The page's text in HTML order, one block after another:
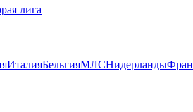
лига
ИталияБельгияМЛСНидерланды